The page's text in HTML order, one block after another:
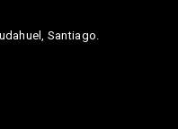
Santiago.